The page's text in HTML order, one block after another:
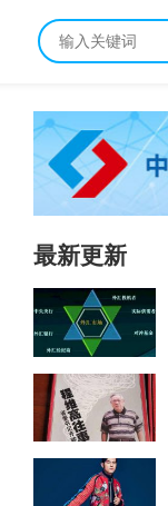
最新更新